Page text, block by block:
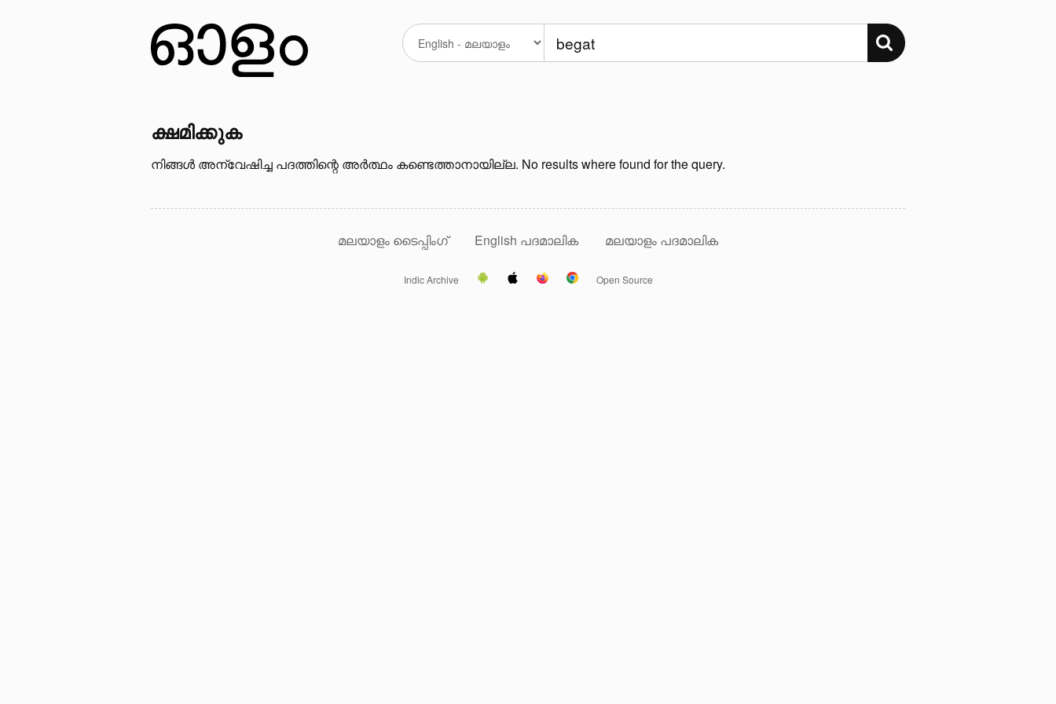
ക്ഷമിക്കുക
നിങ്ങള്‍ അന്വേഷിച്ച പദത്തിന്റെ അർത്ഥം കണ്ടെത്താനായില്ല. No results where found for the query.
മലയാളം ടൈപ്പിംഗ് English പദമാലിക മലയാളം പദമാലിക
Indic Archive Open Source